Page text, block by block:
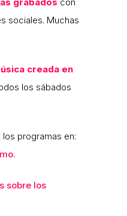
sociales. Muchas
creada en
los sábados
programas en:
sobre los